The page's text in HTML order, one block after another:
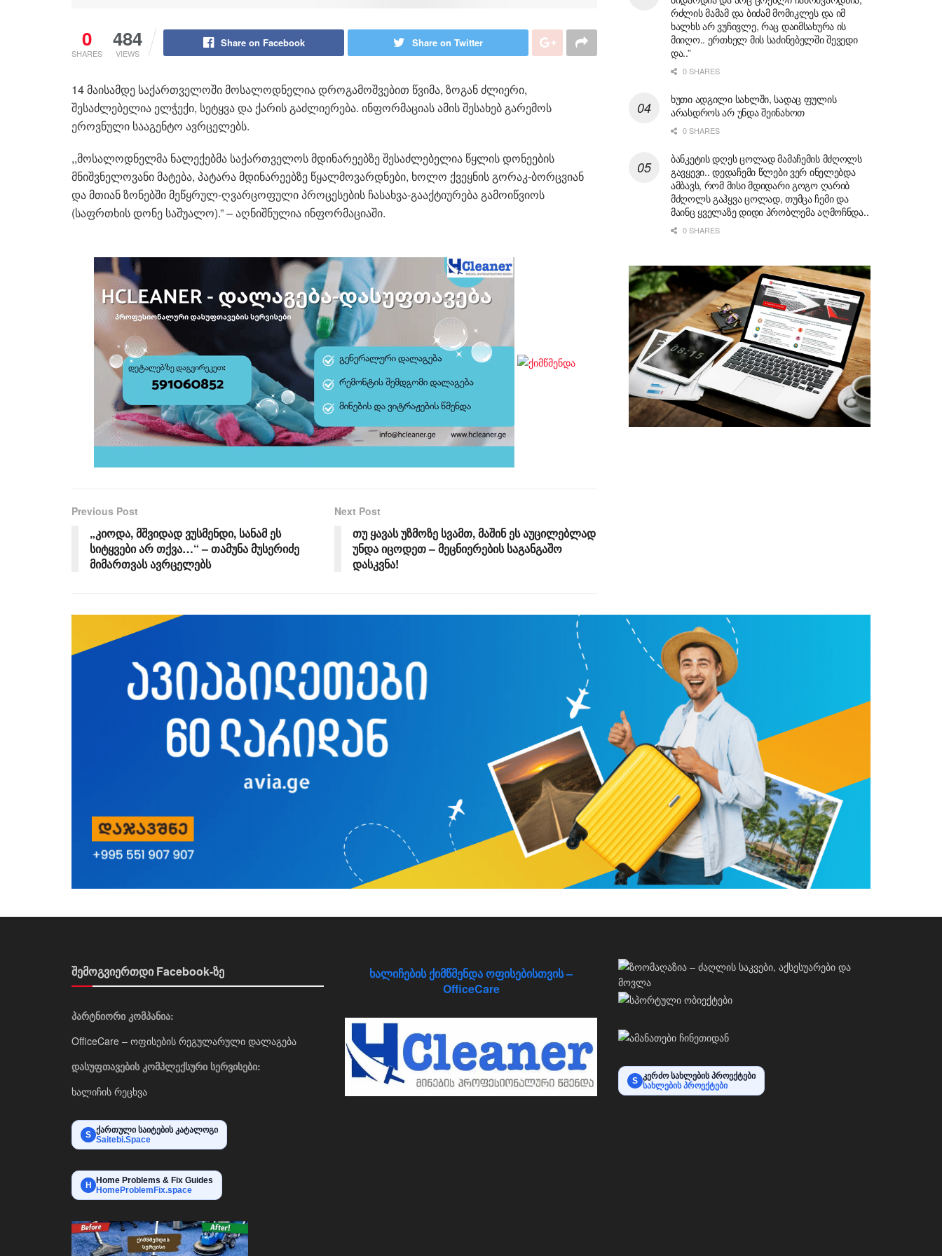
0
SHARES
484
VIEWS
Share on Facebook Share on Twitter
14 მაისამდე საქართველოში მოსალოდნელია დროგამოშვებით წვიმა, ზოგან ძლიერი,
შესაძლებელია ელჭექი, სეტყვა და ქარის გაძლიერება. ინფორმაციას ამის შესახებ გარემოს
ეროვნული სააგენტო ავრცელებს.
,,მოსალოდნელმა ნალექებმა საქართველოს მდინარეებზე შესაძლებელია წყლის დონეების
მნიშვნელოვანი მატება, პატარა მდინარეებზე წყალმოვარდნები, ხოლო ქვეყნის გორაკ-ბორცვიან
და მთიან ზონებში მეწყრულ-ღვარცოფული პროცესების ჩასახვა-გააქტიურება გამოიწვიოს
(საფრთხის დონე საშუალო).” – აღნიშნულია ინფორმაციაში.
Previous Post
„კიოდა, მშვიდად ვუსმენდი, სანამ ეს
სიტყვები არ თქვა…“ – თამუნა მუსერიძე
მიმართვას ავრცელებს
Next Post
თუ ყავას უზმოზე სვამთ, მაშინ ეს აუცილებლად
უნდა იცოდეთ – მეცნიერების საგანგაშო
დასკვნა!
რძლის მამამ და ბიძამ მომიკლეს და იმ
ხალხს არ ვუჩივლე, რაც დაიმსახურა ის
მიიღო.. ერთხელ მის საძინებელში შევედი
და..”
0 SHARES
ხუთი ადგილი სახლში, სადაც ფულის
არასდროს არ უნდა შეინახოთ
0 SHARES
ბანკეტის დღეს ცოლად მამაჩემის მძღოლს
გავყევი.. დედაჩემი წლები ვერ ინელებდა
ამბავს, რომ მისი მდიდარი გოგო ღარიბ
მძღოლს გაჰყვა ცოლად, თუმცა ჩემი და
მაინც ყველაზე დიდი პრობლემა აღმოჩნდა..
0 SHARES
შემოგვიერთდი Facebook-ზე
პარტნიორი კომპანია:
OfficeCare – ოფისების რეგულარული დალაგება
დასუფთავების კომპლექსური სერვისები:
ხალიჩის რეცხვა
S ქართული საიტების კატალოგი
Saitebi.Space
H
Home Problems & Fix Guides
HomeProblemFix.space
ხალიჩების ქიმწმენდა ოფისებისთვის –
OfficeCare
S კერძო სახლების პროექტები
სახლების პროექტები